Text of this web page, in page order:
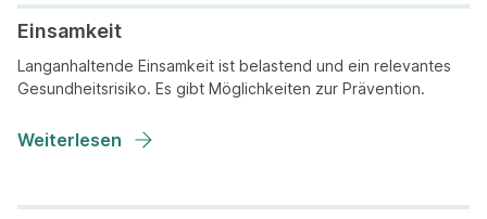
Einsamkeit
Langanhaltende Einsamkeit ist belastend und ein relevantes
Gesundheitsrisiko. Es gibt Möglichkeiten zur Prävention.
Weiterlesen